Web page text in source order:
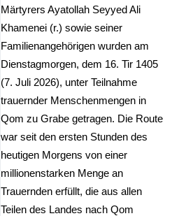
Märtyrers Ayatollah Seyyed Ali
Khamenei (r.) sowie seiner
Familienangehörigen wurden am
Dienstagmorgen, dem 16. Tir 1405
(7. Juli 2026), unter Teilnahme
trauernder Menschenmengen in
Qom zu Grabe getragen. Die Route
war seit den ersten Stunden des
heutigen Morgens von einer
millionenstarken Menge an
Trauernden erfüllt, die aus allen
Teilen des Landes nach Qom